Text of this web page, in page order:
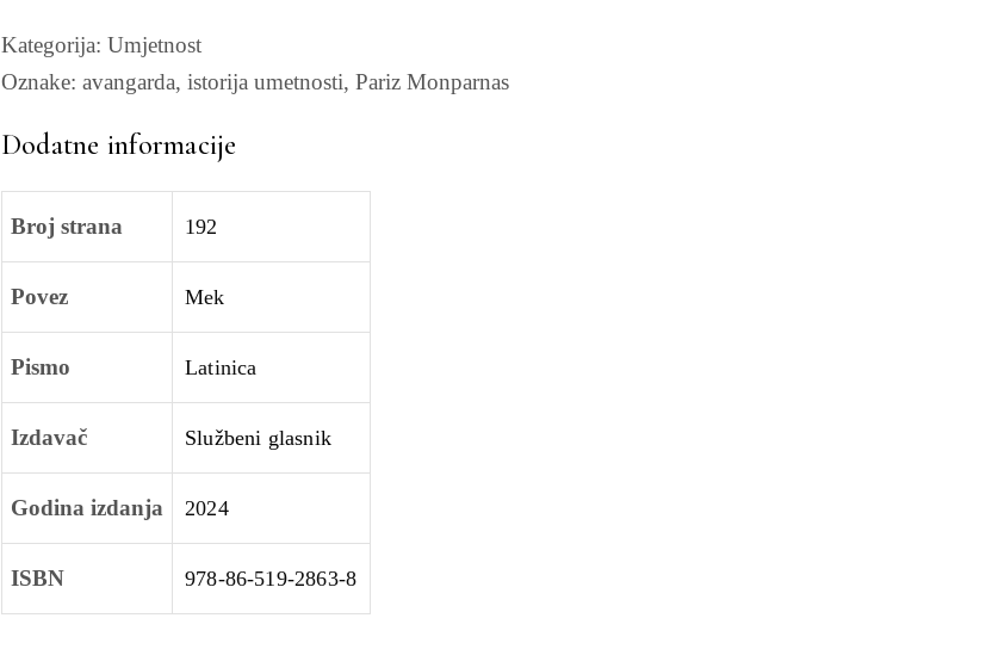
Kategorija: Umjetnost
Oznake: avangarda, istorija umetnosti, Pariz Monparnas
Dodatne informacije
Broj strana 192
Povez Mek
Pismo Latinica
Izdavač Službeni glasnik
Godina izdanja 2024
ISBN 978-86-519-2863-8